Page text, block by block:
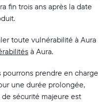
fin trois ans après la date
toute vulnérabilité à Aura
à Aura.
pourrons prendre en charge
une durée prolongée,
sécurité majeure est